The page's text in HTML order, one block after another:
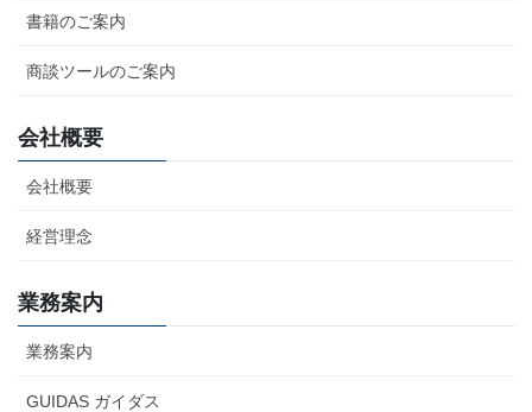
書籍のご案内
商談ツールのご案内
会社概要
会社概要
経営理念
業務案内
業務案内
GUIDAS ガイダス